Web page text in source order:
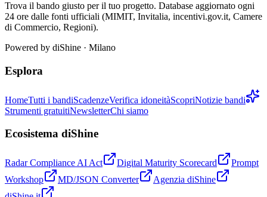
Trova il bando giusto per il tuo progetto. Database aggiornato ogni
24 ore dalle fonti ufficiali (MIMIT, Invitalia, incentivi.gov.it, Camere
di Commercio, Regioni).
Powered by diShine · Milano
Esplora
HomeTutti i bandiScadenzeVerifica idoneitàScopriNotizie bandi
Strumenti gratuitiNewsletterChi siamo
Ecosistema diShine
Radar Compliance AI Act Digital Maturity Scorecard
Prompt
Workshop
MD/JSON Converter
Agenzia diShine